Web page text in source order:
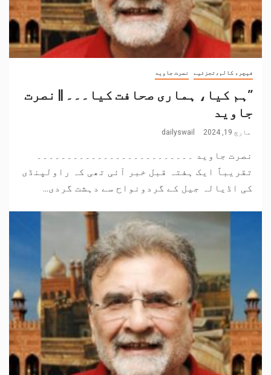
فیچر، کالم،تجزئیے نصرت جاوید
’’ہم کیا، ہماری صحافت کیا۔۔۔ || نصرت
جاوید
مارچ 19, 2024 dailyswail
نصرت جاوید ۔۔۔۔۔۔۔۔۔۔۔۔۔۔۔۔۔۔۔۔۔۔۔۔۔۔
تقریباََ ایک ہفتہ قبل خبر آئی تھی کہ راولپنڈی
کی اڈیالہ جیل کے گردونواح سے دہشت گردی...